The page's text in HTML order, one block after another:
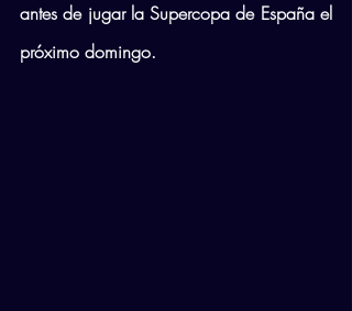
antes de jugar la Supercopa de España el
próximo domingo.